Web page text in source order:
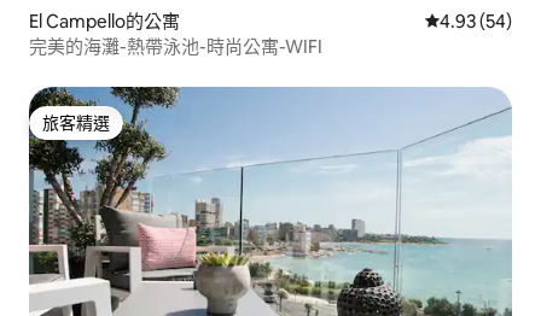
El Campello的公寓 從 54 則評價
4.93 (54)
完美的海灘-熱帶泳池-時尚公寓-WIFI
旅客精選
旅客精選